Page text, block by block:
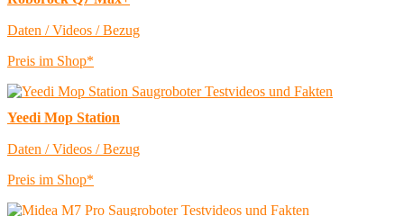
Daten / Videos / Bezug
Preis im Shop*
Yeedi Mop Station
Daten / Videos / Bezug
Preis im Shop*